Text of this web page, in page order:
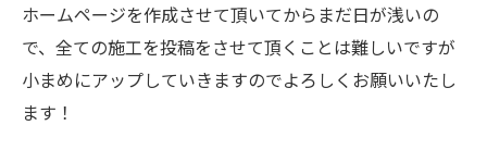
ホームページを作成させて頂いてからまだ日が浅いの
で、全ての施工を投稿をさせて頂くことは難しいですが
小まめにアップしていきますのでよろしくお願いいたし
ます！